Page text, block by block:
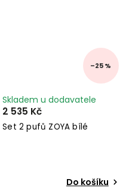
–25 %
Set 2 pufů ZOYA bílé
Skladem u dodavatele
2 535 Kč
Do košíku